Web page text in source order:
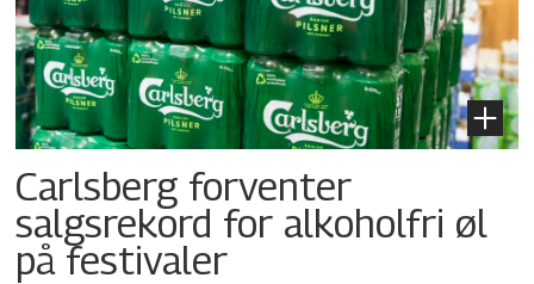
Carlsberg forventer
salgsrekord for alkoholfri øl
på festivaler